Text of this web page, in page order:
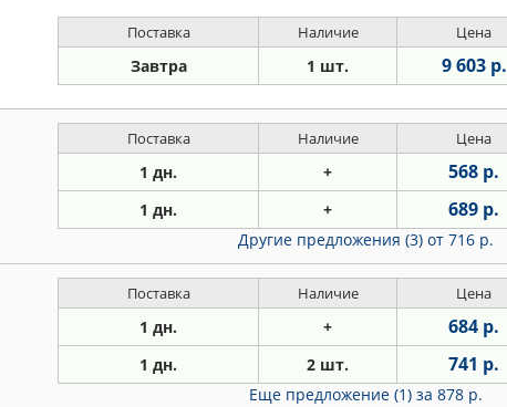
Поставка Наличие Цена
Завтра 1 шт. 9 603 р.
Поставка Наличие Цена
1 дн. + 568 р.
1 дн. + 689 р.
Другие предложения (3) от 716 р.
Поставка Наличие Цена
1 дн. + 684 р.
1 дн. 2 шт. 741 р.
Еще предложение (1) за 878 р.